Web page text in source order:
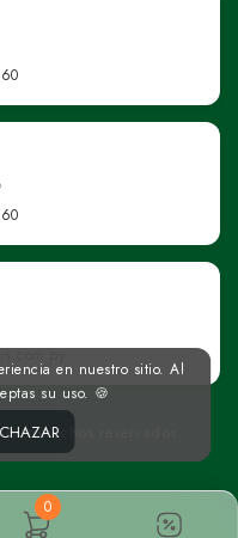
0
derechos reservados.
en nuestro sitio. Al
su uso. 🍪